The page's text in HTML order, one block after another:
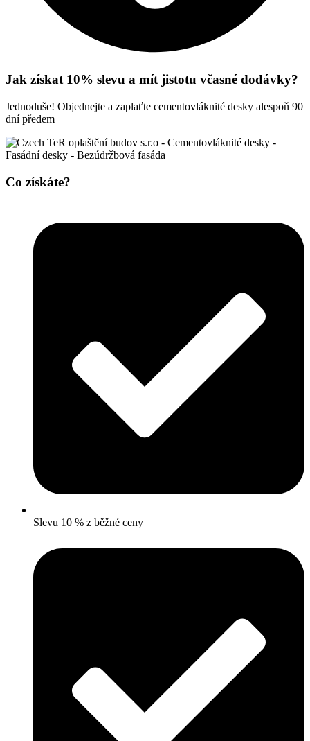
Jak získat 10% slevu a mít jistotu včasné dodávky?
Jednoduše! Objednejte a zaplaťte cementovláknité desky alespoň 90
dní předem
Co získáte?
Slevu 10 % z běžné ceny